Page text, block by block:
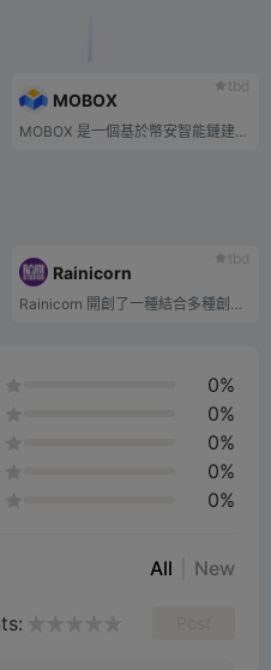
tbd
MOBOX
MOBOX 是一個基於幣安智能鏈建構的 NFT 遊戲生態系統。它將 DeFi 中的流動性挖礦與遊戲 NFT 結合起來，創建了一種免費、邊玩邊賺錢的遊戲模式。
tbd
Rainicorn
Rainicorn 開創了一種結合多種創新混合產品的方法，開發了備受期待的集換式卡牌遊戲《The Lords of Light》。將 NFT 融入 DeFi 概念中，並將它們打包到一個可透過質押模型存取的單一中心。這個生態系統被稱為“Rainiverse”，其中包括《光之王》，自最近售罄 2,000 張卡包和流行的“邊玩邊賺”激勵設計以來，該生態系統已被廣泛採用。
0%
0%
0%
0%
0%
All New